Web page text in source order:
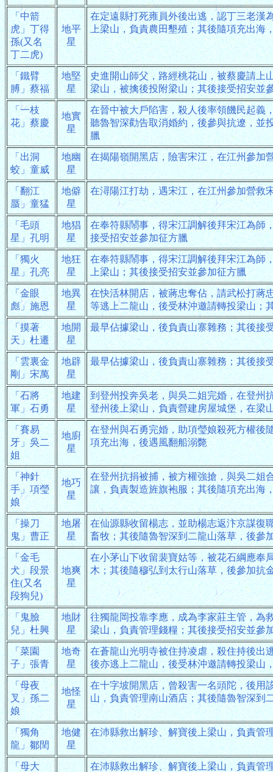
「中箭
虎」丁得
孫(又名
丁二虎)
地平
星
在定遠縣打死雍員外後出逃，認丁三老漢
上梁山，負責農田墾殖；其後隨項充出海
「鐵臂
膊」蔡福
地堅
星
史進開山師父，路經桃花山，被蔡慶請上
梁山，被擒後投附梁山；其後接受招安並
「一枝
花」蔡慶
地實
星
在晉中被大戶陷害，殺人後率領饑民起義
聽魯智深勸告取消婚約，後參與抗遼，並
臘
「出洞
蛟」童威
地幽
星
在揭陽嶺開黑店，險害宋江，在江州參加
「翻江
蜃」童猛
地僻
星
在潯陽江打劫，遇宋江，在江州參加營救
「毛頭
星」孔明
地猖
星
在奉符縣鬧事，得宋江調解後拜宋江為師
接受招安並參加征方臘
「獨火
星」孔亮
地狂
星
在奉符縣鬧事，得宋江調解後拜宋江為師
上梁山；其後接受招安並參加征方臘
「金眼
彪」施恩
地異
星
在快活林開店，被蔣忠奪佔，請武松打蔣
等逃上二龍山，後受林沖邀請轉投梁山；
「摸著
天」杜遷
地開
星
最早佔據梁山，後負責山寨雜務；其後接
「雲裏金
剛」宋萬
地辟
星
最早佔據梁山，後負責山寨雜務；其後接
「石將
軍」石勇
地建
星
到登州投奔吳老，與吳二姐完婚，在登州
登州後上梁山，負責營建房屋城堡，在梁
「賽易
牙」吳二
姐
地廚
星
在登州與石勇完婚，助項瑩娘殺死方權後
項充出海，後遇風翻船溺斃
「神針
手」項瑩
娘
地巧
星
在登州抗捐被捕，被方權強搶，與吳二姐
讓，負責製造旌旗袍服；其後隨項充出海
「操刀
鬼」曹正
地屠
星
在仙源縣收留楊志，並助楊志返汴京謀復
畜牧；其後隨魯智深到二龍山落草，後參
「金毛
犬」段景
住(又名
段狗兒)
地爽
星
在小茅山下收留裴寶姑等，被花石綱應奉
木；其後隨穆弘到太行山落草，後參加抗
「鬼臉
兒」杜興
地財
星
往獨龍岡投靠李應，成為李家莊主管，為
梁山，負責管理錢糧；其後接受招安並參
「菜園
子」張青
地奇
星
在蒼龍山光明寺被住持凌虐，殺住持後出
後亦逃上二龍山，後受林沖邀請轉投梁山
「母夜
叉」孫二
娘
地怪
星
在十字坡開黑店，曾殺害一名頭陀，後用
山，負責管理南山酒店；其後隨魯智深到
「獨角
龍」鄒閏
地健
星
在沛縣救出解珍、解寶後上梁山，負責管
「母大
在沛縣救出解珍、解寶後上梁山，負責管